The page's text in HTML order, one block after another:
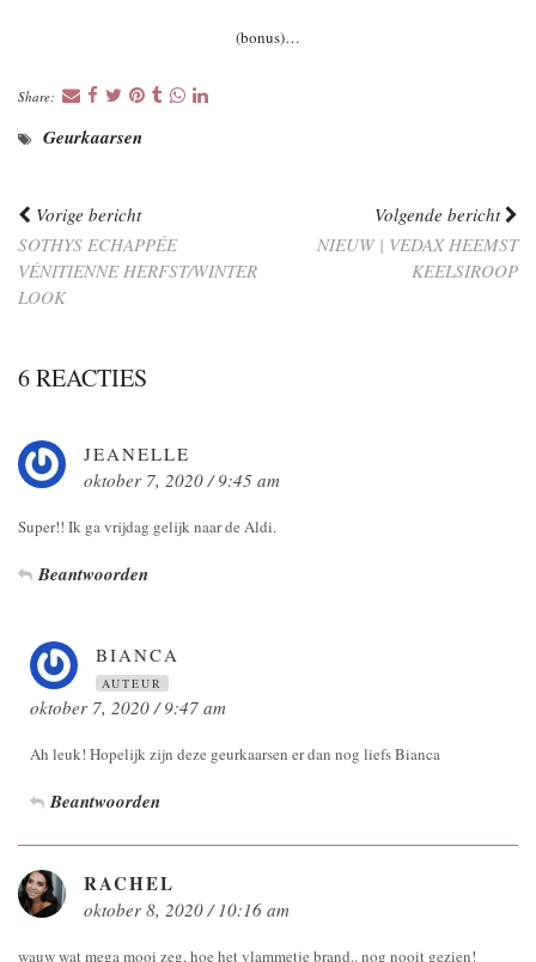
(bonus)…
Share:
Geurkaarsen
Vorige bericht
SOTHYS ECHAPPÉE
VÉNITIENNE HERFST/WINTER
LOOK
Volgende bericht
NIEUW | VEDAX HEEMST
KEELSIROOP
6 REACTIES
JEANELLE
oktober 7, 2020 / 9:45 am
Super!! Ik ga vrijdag gelijk naar de Aldi.
Beantwoorden
BIANCA
AUTEUR
oktober 7, 2020 / 9:47 am
Ah leuk! Hopelijk zijn deze geurkaarsen er dan nog liefs Bianca
Beantwoorden
RACHEL
oktober 8, 2020 / 10:16 am
wauw wat mega mooi zeg, hoe het vlammetje brand.. nog nooit gezien!